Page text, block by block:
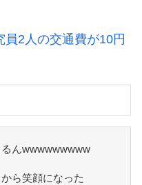
員2人の交通費が10円
んwwwwwwwww
ら笑顔になった